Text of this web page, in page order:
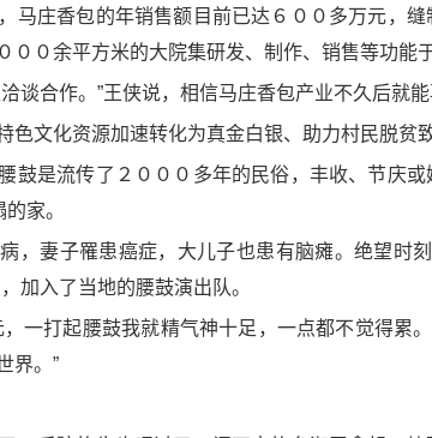
马庄香包的年销售额目前已达６００多万元，
００余平方米的大院集研发、制作、销售等功能于
谈合作。”王侠说，相信马庄香包产业不久后就能
色文化资源加速转化为真金白银、助力村民脱贫
鼓是流传了２０００多年的民俗，丰收、节庆
家。
，妻子罹患癌症，大儿子也患有脑瘫。绝望时
加入了当地的腰鼓演出队。
一打起腰鼓我就精气神十足，一点都不觉得累
界。”